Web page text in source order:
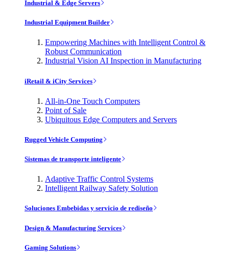
Industrial & Edge Servers
Industrial Equipment Builder
Empowering Machines with Intelligent Control &
Robust Communication
Industrial Vision AI Inspection in Manufacturing
iRetail & iCity Services
All-in-One Touch Computers
Point of Sale
Ubiquitous Edge Computers and Servers
Rugged Vehicle Computing
Sistemas de transporte inteligente
Adaptive Traffic Control Systems
Intelligent Railway Safety Solution
Soluciones Embebidas y servicio de rediseño
Design & Manufacturing Services
Gaming Solutions